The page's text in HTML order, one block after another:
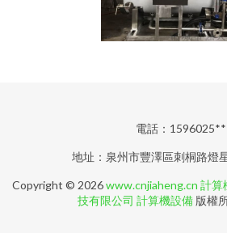
電話：1596025**
地址：泉州市豐澤區刺桐路燈
Copyright © 2026www.cnjiaheng.cn 計算
技有限公司 計算機設備 版權